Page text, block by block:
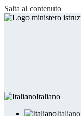
Salta al contenuto
Italiano
Italiano